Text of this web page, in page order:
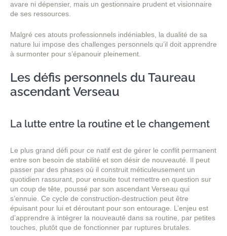
avare ni dépensier, mais un gestionnaire prudent et visionnaire
de ses ressources.
Malgré ces atouts professionnels indéniables, la dualité de sa
nature lui impose des challenges personnels qu’il doit apprendre
à surmonter pour s’épanouir pleinement.
Les défis personnels du Taureau
ascendant Verseau
La lutte entre la routine et le changement
Le plus grand défi pour ce natif est de gérer le conflit permanent
entre son besoin de stabilité et son désir de nouveauté. Il peut
passer par des phases où il construit méticuleusement un
quotidien rassurant, pour ensuite tout remettre en question sur
un coup de tête, poussé par son ascendant Verseau qui
s’ennuie. Ce cycle de construction-destruction peut être
épuisant pour lui et déroutant pour son entourage. L’enjeu est
d’apprendre à intégrer la nouveauté dans sa routine, par petites
touches, plutôt que de fonctionner par ruptures brutales.